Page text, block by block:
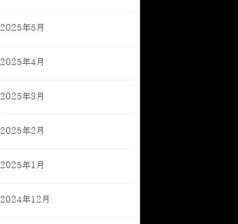
2025年5月
2025年4月
2025年3月
2025年2月
2025年1月
2024年12月